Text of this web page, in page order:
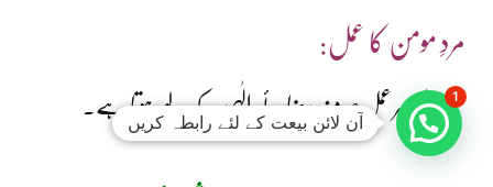
مردِ مومن کا عمل:
اس کا ہر عمل صرف رضائے الٰہی کے لیے ہوتا ہے۔
آن لائن بیعت کے لئے رابطہ کریں
1